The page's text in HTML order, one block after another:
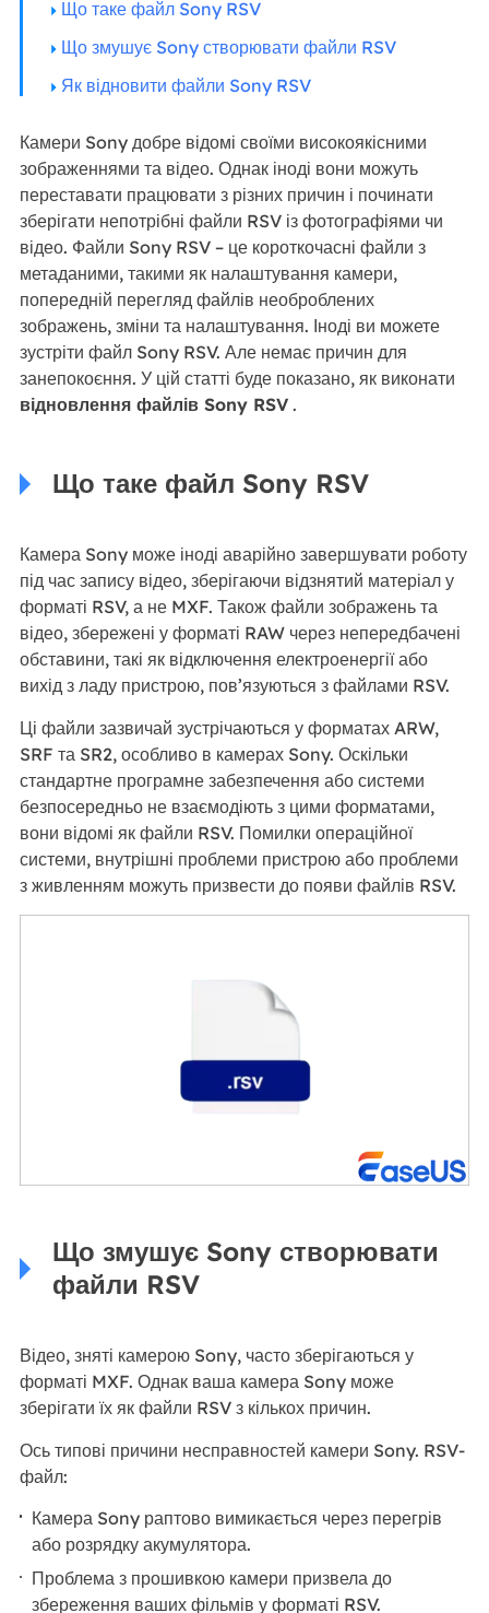
Що таке файл Sony RSV
Що змушує Sony створювати файли RSV
Як відновити файли Sony RSV
Камери Sony добре відомі своїми високоякісними
зображеннями та відео. Однак іноді вони можуть
переставати працювати з різних причин і починати
зберігати непотрібні файли RSV із фотографіями чи
відео. Файли Sony RSV – це короткочасні файли з
метаданими, такими як налаштування камери,
попередній перегляд файлів необроблених
зображень, зміни та налаштування. Іноді ви можете
зустріти файл Sony RSV. Але немає причин для
занепокоєння. У цій статті буде показано, як виконати
відновлення файлів Sony RSV.
Що таке файл Sony RSV
Камера Sony може іноді аварійно завершувати роботу
під час запису відео, зберігаючи відзнятий матеріал у
форматі RSV, а не MXF. Також файли зображень та
відео, збережені у форматі RAW через непередбачені
обставини, такі як відключення електроенергії або
вихід з ладу пристрою, пов’язуються з файлами RSV.
Ці файли зазвичай зустрічаються у форматах ARW,
SRF та SR2, особливо в камерах Sony. Оскільки
стандартне програмне забезпечення або системи
безпосередньо не взаємодіють з цими форматами,
вони відомі як файли RSV. Помилки операційної
системи, внутрішні проблеми пристрою або проблеми
з живленням можуть призвести до появи файлів RSV.
Що змушує Sony створювати
файли RSV
Відео, зняті камерою Sony, часто зберігаються у
форматі MXF. Однак ваша камера Sony може
зберігати їх як файли RSV з кількох причин.
Ось типові причини несправностей камери Sony. RSV-
файл:
Камера Sony раптово вимикається через перегрів
або розрядку акумулятора.
Проблема з прошивкою камери призвела до
збереження ваших фільмів у форматі RSV.